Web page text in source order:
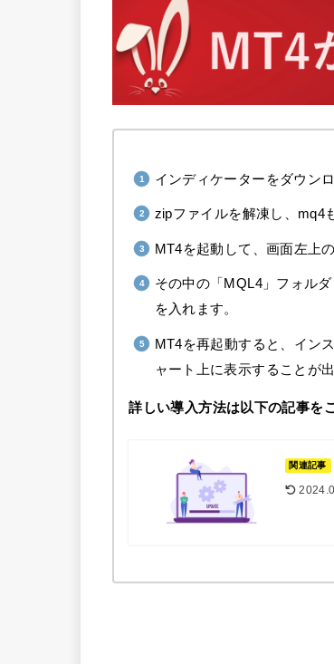
インディケーターをダウン
zipファイルを解凍し、mq4
MT4を起動して、画面左上
その中の「MQL4」フォル
を入れます。
MT4を再起動すると、イン
ャート上に表示することが出
詳しい導入方法は以下の記事を
関連記事